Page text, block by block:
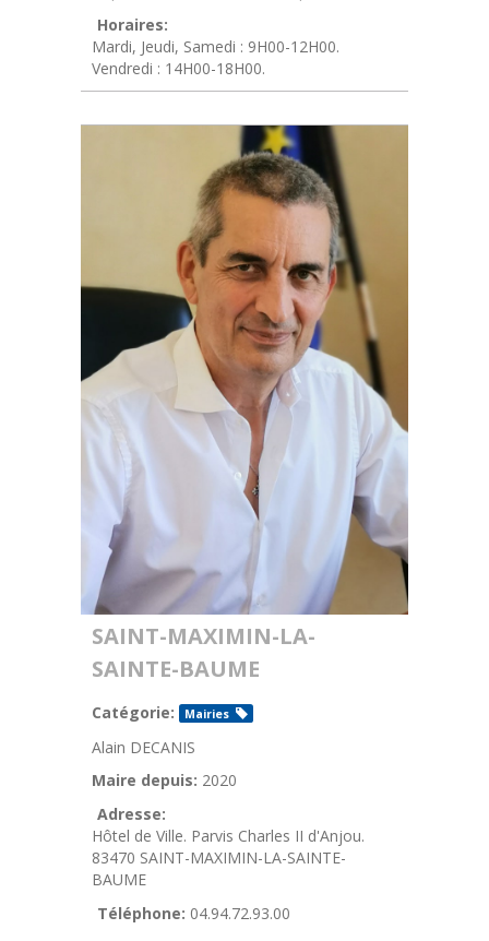
Horaires:
Mardi, Jeudi, Samedi : 9H00-12H00.
Vendredi : 14H00-18H00.
SAINT-MAXIMIN-LA-
SAINTE-BAUME
Catégorie: Mairies
Alain DECANIS
Maire depuis: 2020
Adresse:
Hôtel de Ville. Parvis Charles II d'Anjou.
83470 SAINT-MAXIMIN-LA-SAINTE-
BAUME
Téléphone: 04.94.72.93.00